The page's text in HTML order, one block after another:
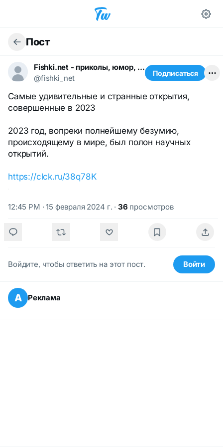
Пост
Fishki.net - приколы, юмор, шутки
@fishki_net
Подписаться
Самые удивительные и странные открытия,
совершенные в 2023
2023 год, вопреки полнейшему безумию,
происходящему в мире, был полон научных
открытий.
https://clck.ru/38q78K
12:45 PM · 15 февраля 2024 г. · 36 просмотров
Войдите, чтобы ответить на этот пост. Войти
А Реклама